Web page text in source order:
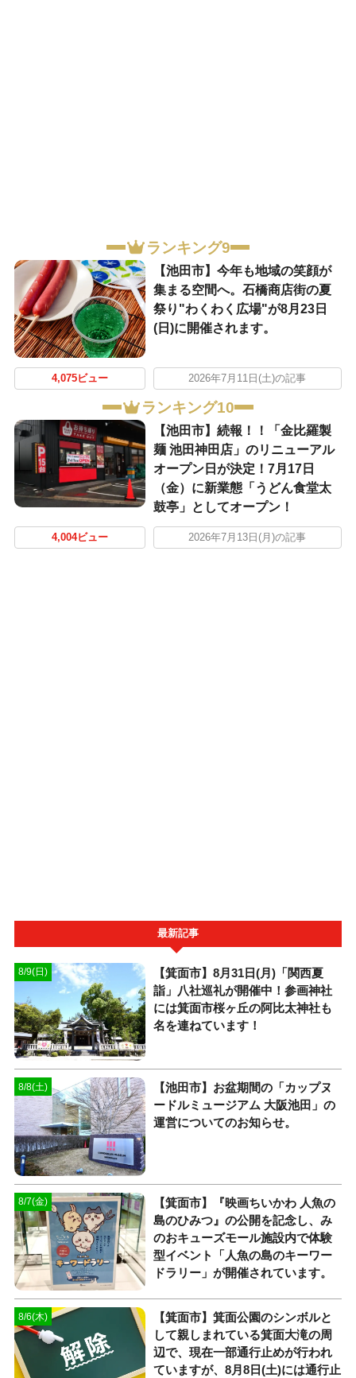
ランキング9
【池田市】今年も地域の笑顔が
集まる空間へ。石橋商店街の夏
祭り"わくわく広場"が8月23日
(日)に開催されます。
4,075ビュー 2026年7月11日(土)の記事
ランキング10
【池田市】続報！！「金比羅製
麺 池田神田店」のリニューアル
オープン日が決定！7月17日
（金）に新業態「うどん食堂太
鼓亭」としてオープン！
4,004ビュー 2026年7月13日(月)の記事
最新記事
8/9(日)
【箕面市】8月31日(月)「関西夏
詣」八社巡礼が開催中！参画神社
には箕面市桜ヶ丘の阿比太神社も
名を連ねています！
8/8(土)
【池田市】お盆期間の「カップヌ
ードルミュージアム 大阪池田」の
運営についてのお知らせ。
8/7(金)
【箕面市】『映画ちいかわ 人魚の
島のひみつ』の公開を記念し、み
のおキューズモール施設内で体験
型イベント「人魚の島のキーワー
ドラリー」が開催されています。
8/6(木)
【箕面市】箕面公園のシンボルと
して親しまれている箕面大滝の周
辺で、現在一部通行止めが行われ
ていますが、8月8日(土)には通行止